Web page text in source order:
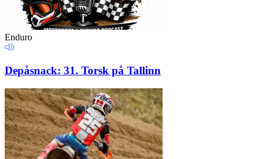
Enduro
Depåsnack: 31. Torsk på Tallinn